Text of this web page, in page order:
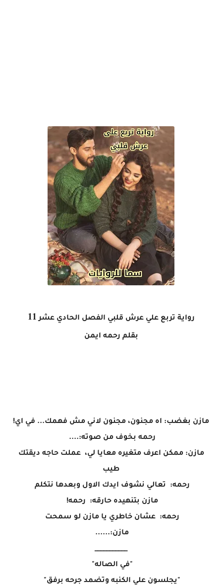
رواية تربع علي عرش قلبي الفصل الحادي عشر11
بقلم رحمه ايمن
مازن بغضب: اه مجنون، مجنون لاني مش فهمك... في اي!
رحمه بخوف من صوته:....
مازن: ممكن اعرف متغيره معايا لي، عملت حاجه ديقتك
طيب
رحمه: تعالي نشوف ايدك الاول وبعدها نتكلم
مازن بتنهيده حارقه: رحمه!
رحمه: عشان خاطري يا مازن لو سمحت
مازن:......
___________
"في الصاله"
"يجلسون علي الكنبه وتضمد جرحه برفق"